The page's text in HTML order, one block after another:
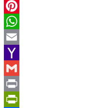
LinkedIn
Pinterest
WhatsApp
Email
Yahoo
Mail
Gmail
Print